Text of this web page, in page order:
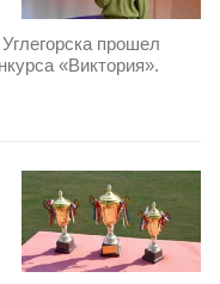
прошел
«Виктория».